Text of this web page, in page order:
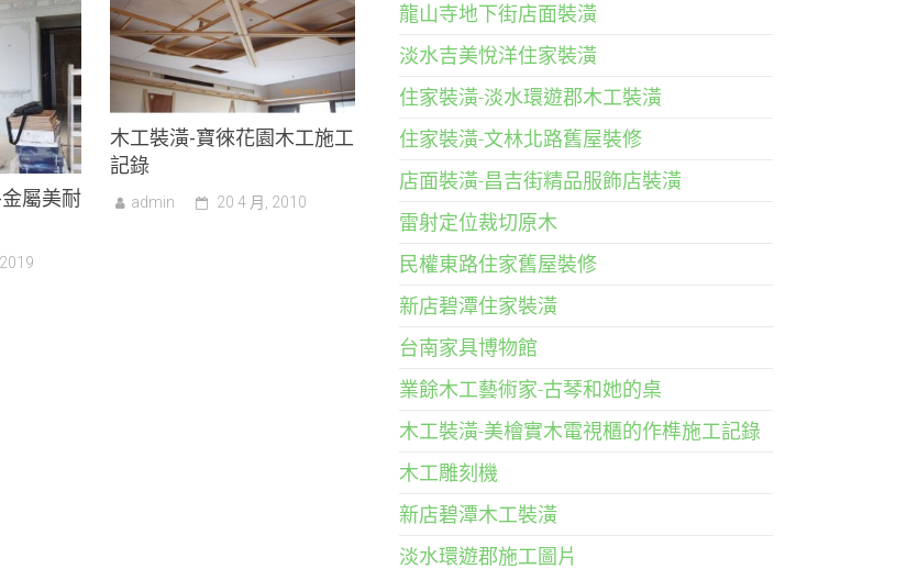
屬美耐
木工裝潢-寶徠花園木工施工
記錄
admin 20 4 月, 2010
龍山寺地下街店面裝潢
淡水吉美悅洋住家裝潢
住家裝潢-淡水環遊郡木工裝潢
住家裝潢-文林北路舊屋裝修
店面裝潢-昌吉街精品服飾店裝潢
雷射定位裁切原木
民權東路住家舊屋裝修
新店碧潭住家裝潢
台南家具博物館
業餘木工藝術家-古琴和她的桌
木工裝潢-美檜實木電視櫃的作榫施工記錄
木工雕刻機
新店碧潭木工裝潢
淡水環遊郡施工圖片